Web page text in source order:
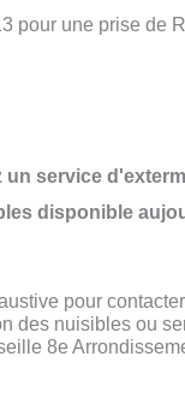
pour une prise de
un service
disponible
pour
des nuisibles ou
8e